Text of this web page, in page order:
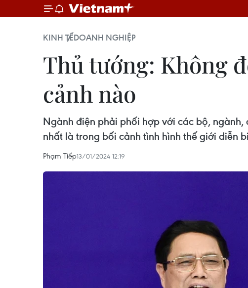
KINH TẾDOANH NGHIỆP
Thủ tướng: Không
cảnh nào
Ngành điện phải phối hợp với các bộ,
nhất là trong bối cảnh tình hình thế giới diễn
Phạm Tiếp13/01/2024 12:19